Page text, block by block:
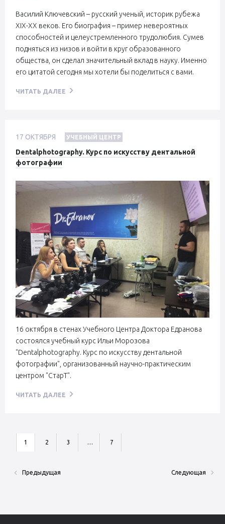
Василий Ключевский – русский ученый, историк рубежа
XIX-XX веков. Его биография – пример невероятных
способностей и целеустремленного трудолюбия. Сумев
подняться из низов и войти в круг образованного
общества, он сделал значительный вклад в науку. Именно
его цитатой сегодня мы хотели бы поделиться с вами.
ЧИТАТЬ ДАЛЕЕ
17 ОКТЯБРЯ УЧЕБНЫЙ ЦЕНТР
Dentalphotography. Курс по искусству дентальной
фотографии
16 октября в стенах Учебного Центра Доктора Едранова
состоялся учебный курс Ильи Морозова
"Dentalphotography. Курс по искусству дентальной
фотографии", организованный научно-практическим
центром "СтарТ".
ЧИТАТЬ ДАЛЕЕ
Предыдущая
1 2 3 … 7
Следующая